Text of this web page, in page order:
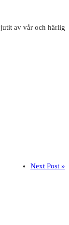
av vår och härlig
Next Post »